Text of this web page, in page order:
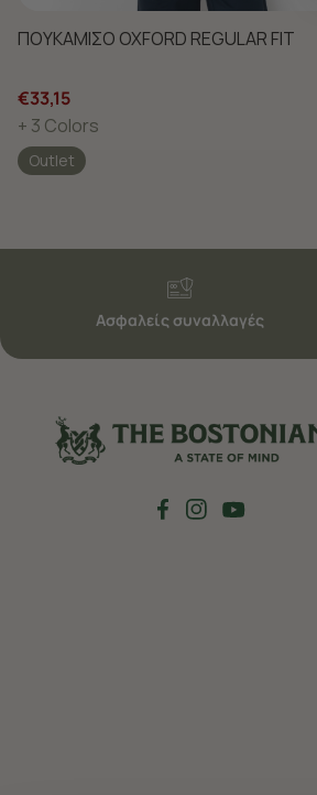
ΠΟΥΚΑΜΙΣΟ OXFORD REGULAR FIT
€33,15
+ 3 Colors
Outlet
Ασφαλείς συναλλαγές